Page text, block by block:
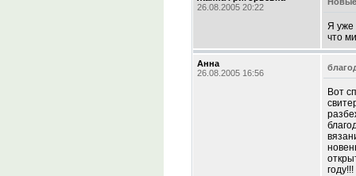
26.08.2005 20:22
Я уже
что
Анна
26.08.2005 16:56
Вот